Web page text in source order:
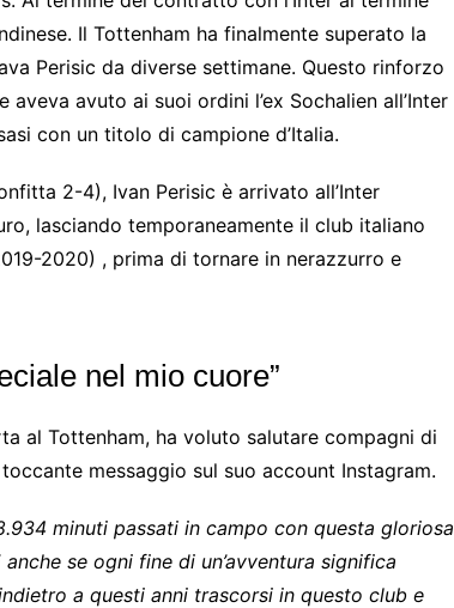
Il Tottenham ha finalmente superato la
Perisic da diverse settimane. Questo rinforzo
avuto ai suoi ordini l’ex Sochalien all’Inter
con un titolo di campione d’Italia.
2-4), Ivan Perisic è arrivato all’Inter
lasciando temporaneamente il club italiano
2020) , prima di tornare in nerazzurro e
nel mio cuore”
al Tottenham, ha voluto salutare compagni di
messaggio sul suo account Instagram.
minuti passati in campo con questa gloriosa
se ogni fine di un’avventura significa
a questi anni trascorsi in questo club e